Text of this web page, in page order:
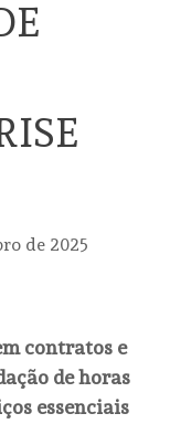
de 2025
contratos e
de horas
essenciais